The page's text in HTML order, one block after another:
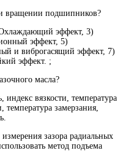
вращении подшипников?
эффект, 3)
эффект, 5)
и виброгасящий эффект, 7)
эффект. ;
масла?
индекс вязкости, температура
замерзания,
зазора радиальных
метод подъема